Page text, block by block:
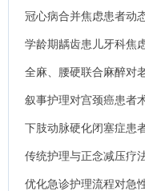
情绪及睡眠质量的影响.
冠心病合并焦虑患者动
学龄期龋齿患儿牙科焦
研究.
全麻、腰硬联合麻醉对
影响.
叙事护理对宫颈癌患者
下肢动脉硬化闭塞症患
传统护理与正念减压疗
焦虑、抑郁情绪影响分析.
优化急诊护理流程对急